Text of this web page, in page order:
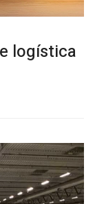
logística